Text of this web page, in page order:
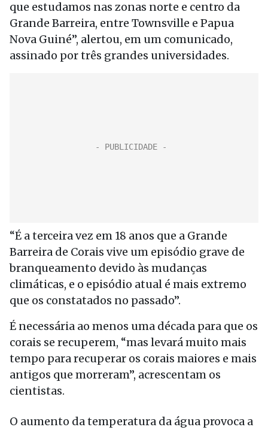
que estudamos nas zonas norte e centro da
Grande Barreira, entre Townsville e Papua
Nova Guiné”, alertou, em um comunicado,
assinado por três grandes universidades.
“É a terceira vez em 18 anos que a Grande
Barreira de Corais vive um episódio grave de
branqueamento devido às mudanças
climáticas, e o episódio atual é mais extremo
que os constatados no passado”.
É necessária ao menos uma década para que os
corais se recuperem, “mas levará muito mais
tempo para recuperar os corais maiores e mais
antigos que morreram”, acrescentam os
cientistas.
O aumento da temperatura da água provoca a